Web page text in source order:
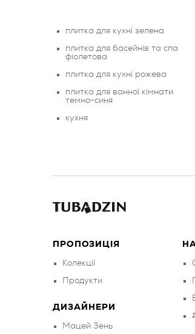
плитка для кухні зелена
плитка для басейнів та спа
фіолетова
плитка для кухні рожева
плитка для ванної кімнати
темно-синя
кухня
ПРОПОЗИЦІЯ
Колекції
Продукти
ДИЗАЙНЕРИ
Мацей Зень